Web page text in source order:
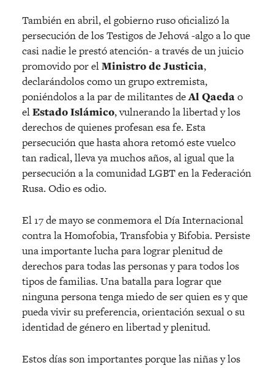
También en abril, el gobierno ruso oficializó la
persecución de los Testigos de Jehová -algo a lo que
casi nadie le prestó atención- a través de un juicio
promovido por elMinistro de Justicia,
declarándolos como un grupo extremista,
poniéndolos a la par de militantes deAl Qaedao
elEstado Islámico, vulnerando la libertad y los
derechos de quienes profesan esa fe. Esta
persecución que hasta ahora retomó este vuelco
tan radical, lleva ya muchos años, al igual que la
persecución a la comunidad LGBT en la Federación
Rusa. Odio es odio.
El 17 de mayo se conmemora el Día Internacional
contra la Homofobia, Transfobia y Bifobia. Persiste
una importante lucha para lograr plenitud de
derechos para todas las personas y para todos los
tipos de familias. Una batalla para lograr que
ninguna persona tenga miedo de ser quien es y que
pueda vivir su preferencia, orientación sexual o su
identidad de género en libertad y plenitud.
Estos días son importantes porque las niñas y los